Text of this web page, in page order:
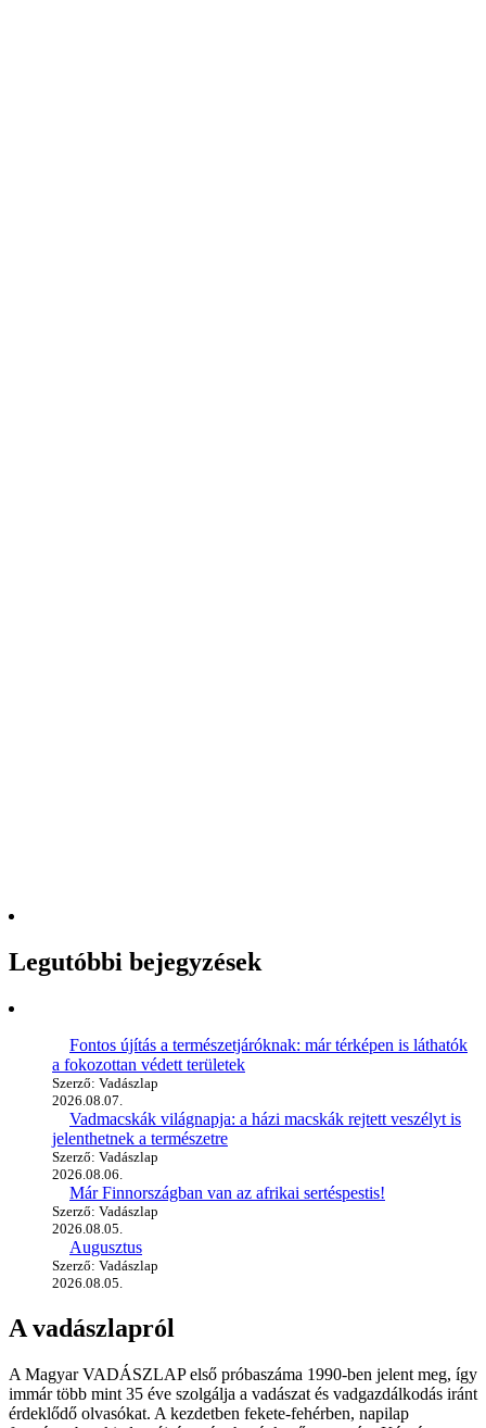
Legutóbbi bejegyzések
Fontos újítás a természetjáróknak: már térképen is láthatók
a fokozottan védett területek
Szerző: Vadászlap
2026.08.07.
Vadmacskák világnapja: a házi macskák rejtett veszélyt is
jelenthetnek a természetre
Szerző: Vadászlap
2026.08.06.
Már Finnországban van az afrikai sertéspestis!
Szerző: Vadászlap
2026.08.05.
Augusztus
Szerző: Vadászlap
2026.08.05.
A vadászlapról
A Magyar VADÁSZLAP első próbaszáma 1990-ben jelent meg, így
immár több mint 35 éve szolgálja a vadászat és vadgazdálkodás iránt
érdeklődő olvasókat. A kezdetben fekete-fehérben, napilap